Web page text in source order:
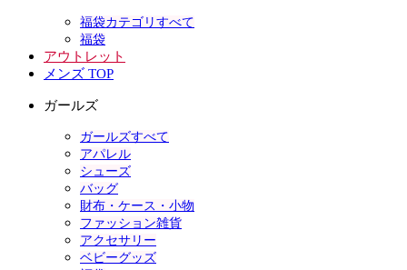
福袋カテゴリすべて
福袋
アウトレット
メンズ TOP
ガールズ
ガールズすべて
アパレル
シューズ
バッグ
財布・ケース・小物
ファッション雑貨
アクセサリー
ベビーグッズ